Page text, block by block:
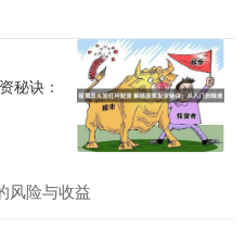
秘诀：
风险与收益